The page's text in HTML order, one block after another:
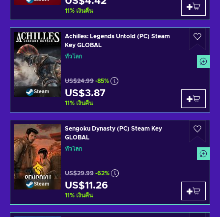
11% เงินคืน
Steam
Achilles: Legends Untold (PC) Steam
Key GLOBAL
ทั่วโลก
US$24.99 -85%
US$3.87
11% เงินคืน
Steam
Sengoku Dynasty (PC) Steam Key
GLOBAL
ทั่วโลก
US$29.99 -62%
US$11.26
11% เงินคืน